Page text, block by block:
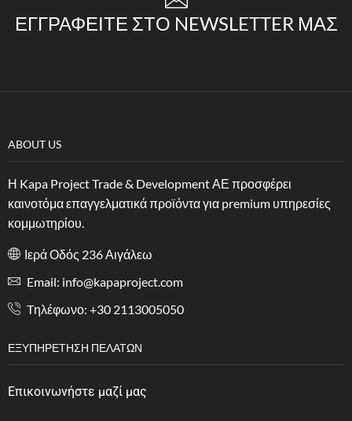
ΕΓΓΡΑΦΕΊΤΕ ΣΤΟ NEWSLETTER ΜΑΣ
ABOUT US
Η Kapa Project Trade & Development ΑΕ προσφέρει
καινοτόμα επαγγελματικά προϊόντα για premium υπηρεσίες
κομμωτηρίου.
Ιερά Οδός 236 Αιγάλεω
Email: info@kapaproject.com
Tηλέφωνο: +30 2113005050
ΕΞΥΠΗΡΈΤΗΣΗ ΠΕΛΑΤΏΝ
Επικοινωνήστε μαζί μας